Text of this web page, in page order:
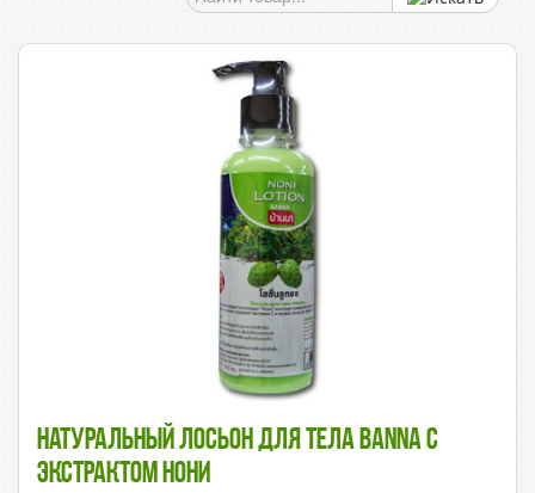
Натуральный Лосьон Для Тела BANNA С
Экстрактом Нони